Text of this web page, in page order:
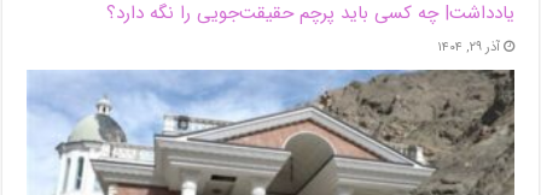
یادداشت| ‌چه کسی باید پرچم حقیقت‌جویی را نگه دارد؟
آذر ۲۹, ۱۴۰۴